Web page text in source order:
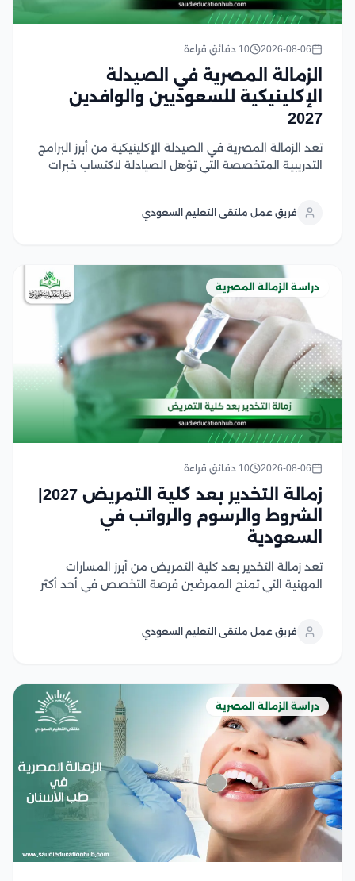
2026-08-06 10 دقائق قراءة
الزمالة المصرية في الصيدلة
الإكلينيكية للسعوديين والوافدين
2027
تعد الزمالة المصرية في الصيدلة الإكلينيكية من أبرز البرامج
التدريبية المتخصصة التي تؤهل الصيادلة لاكتساب خبرات
المقال سوف نتعرف على شروط القبول، ومعدلات...
فريق عمل ملتقى التعليم السعودي
دراسة الزمالة المصرية
2026-08-06 10 دقائق قراءة
الشروط والرسوم والرواتب في
السعودية
تعد زمالة التخدير بعد كلية التمريض من أبرز المسارات
المهنية التي تمنح الممرضين فرصة التخصص في أحد أكثر
وفي هذا المقال سوف نتعرف على...
فريق عمل ملتقى التعليم السعودي
دراسة الزمالة المصرية